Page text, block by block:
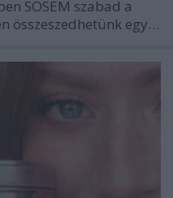
SOSEM szabad a
összeszedhetünk egy…